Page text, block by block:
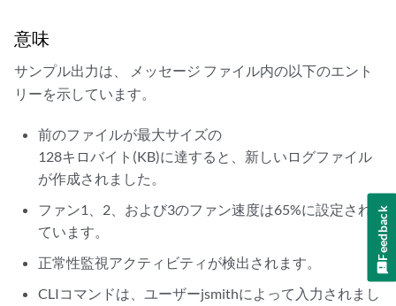
Nov  4 12:10:31  switch1 mgd[2293]: UI_CMDLINE_READ_LINE: User
意味
サンプル出力は、 メッセージ ファイル内の以下のエント
リーを示しています。
前のファイルが最大サイズの
128キロバイト(KB)に達すると、新しいログファイル
が作成されました。
ファン1、2、および3のファン速度は65%に設定され
ています。
正常性監視アクティビティが検出されます。
CLIコマンドは、ユーザーjsmithによって入力されまし
Feedback